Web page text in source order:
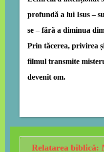
profundă a lui Isus –
se – fără a diminua
Prin tăcerea, privirea
filmul transmite
devenit om.
Relatarea biblică: